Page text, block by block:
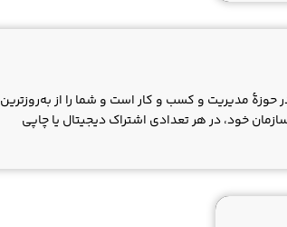
حوزۀ مدیریت و کسب و کار است و شما را از به‌روزترین
خود، در هر تعدادی اشتراک دیجیتال یا چاپی